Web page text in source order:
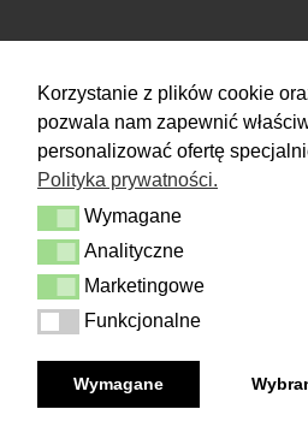
Korzystanie z plików cookie
pozwala nam zapewnić
personalizować ofertę
Polityka prywatności.
Wymagane
Wymagane
Analityczne
Analityczne
Marketingowe
Marketingowe
Funkcjonalne
Funkcjonalne
Wymagane
RETURN
You have 14 days to
and calmly consider the